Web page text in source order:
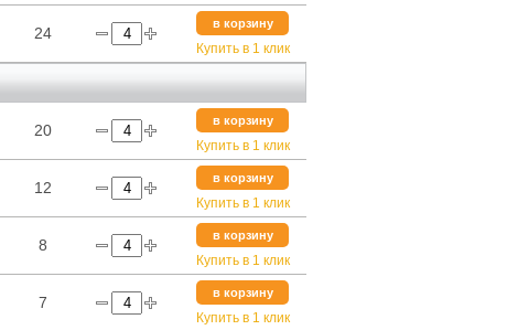
24
в корзину
Купить в 1 клик
20
в корзину
Купить в 1 клик
12
в корзину
Купить в 1 клик
8
в корзину
Купить в 1 клик
7
в корзину
Купить в 1 клик